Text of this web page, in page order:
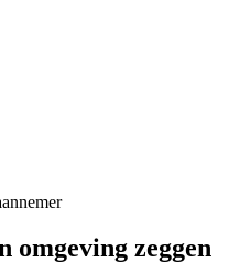
omgeving zeggen